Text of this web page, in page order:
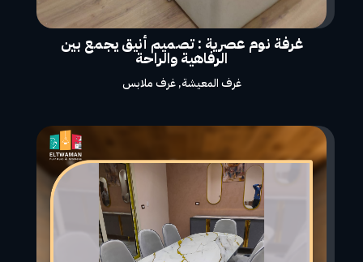
غرفة نوم عصرية : تصميم أنيق يجمع بين
الرفاهية والراحة
غرف المعيشة,غرف ملابس